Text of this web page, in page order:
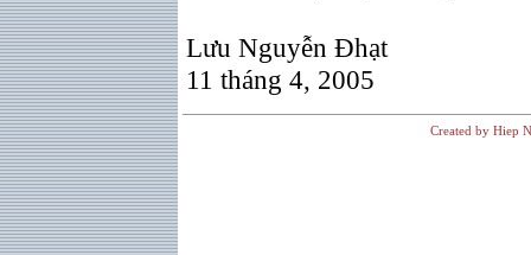
Lưu Nguyễn Đhạt
11 tháng 4, 2005
Created by Hiep